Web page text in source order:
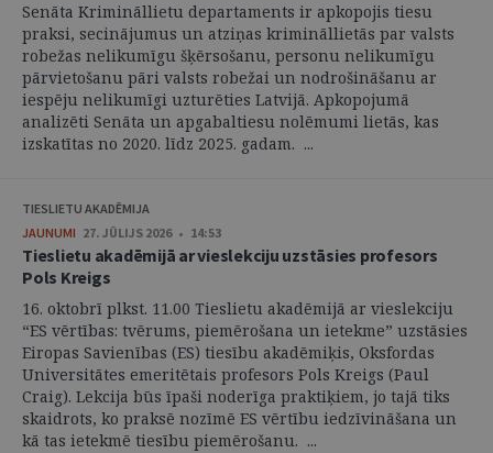
Senāta Krimināllietu departaments ir apkopojis tiesu
praksi, secinājumus un atziņas krimināllietās par valsts
robežas nelikumīgu šķērsošanu, personu nelikumīgu
pārvietošanu pāri valsts robežai un nodrošināšanu ar
iespēju nelikumīgi uzturēties Latvijā. Apkopojumā
analizēti Senāta un apgabaltiesu nolēmumi lietās, kas
izskatītas no 2020. līdz 2025. gadam. ...
TIESLIETU AKADĒMIJA
JAUNUMI 27. JŪLIJS 2026 • 14:53
Tieslietu akadēmijā ar vieslekciju uzstāsies profesors
Pols Kreigs
16. oktobrī plkst. 11.00 Tieslietu akadēmijā ar vieslekciju
“ES vērtības: tvērums, piemērošana un ietekme” uzstāsies
Eiropas Savienības (ES) tiesību akadēmiķis, Oksfordas
Universitātes emeritētais profesors Pols Kreigs (Paul
Craig). Lekcija būs īpaši noderīga praktiķiem, jo tajā tiks
skaidrots, ko praksē nozīmē ES vērtību iedzīvināšana un
kā tas ietekmē tiesību piemērošanu. ...